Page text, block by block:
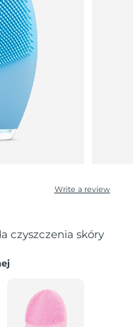
Write a review
czyszczenia skóry